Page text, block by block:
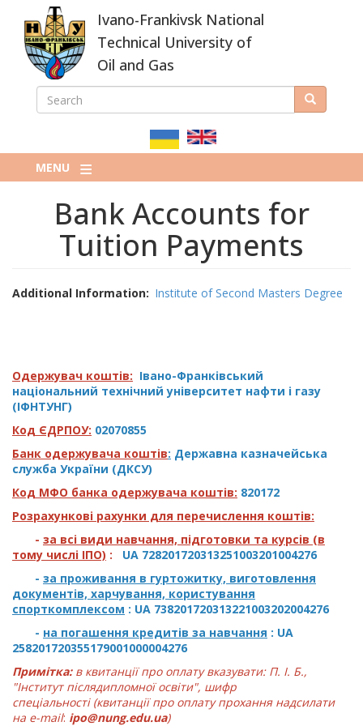
main
content
Ivano-Frankivsk National
Technical University of
Oil and Gas
ПОШУКОВА
SEARCH Search
MENU
Bank Accounts for
Tuition Payments
Additional Information Institute of Second Masters Degree
Одержувач коштів: Івано-Франківський
національний технічний університет нафти і газу
(ІФНТУНГ)
Код ЄДРПОУ: 02070855
Банк одержувача коштів: Державна казначейська
служба України (ДКСУ)
Код МФО банка одержувача коштів: 820172
Розрахункові рахунки для перечислення коштів:
- за всі види навчання, підготовки та курсів (в
тому числі ІПО) :
UA 728201720313251003201004276
- за проживання в гуртожитку, виготовлення
документів, харчування, користування
спорткомплексом : UA 738201720313221003202004276
- на погашення кредитів за навчання : UA
258201720355179001000004276
Примітка: в квитанції про оплату вказувати: П. І. Б.,
"Інститут післядипломної освіти", шифр
спеціальності (квитанції про оплату прохання надсилати
на e-mail: ipo@nung.edu.ua)